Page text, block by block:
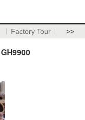
Factory Tour >>